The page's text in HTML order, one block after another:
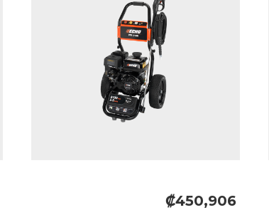
₡450,906